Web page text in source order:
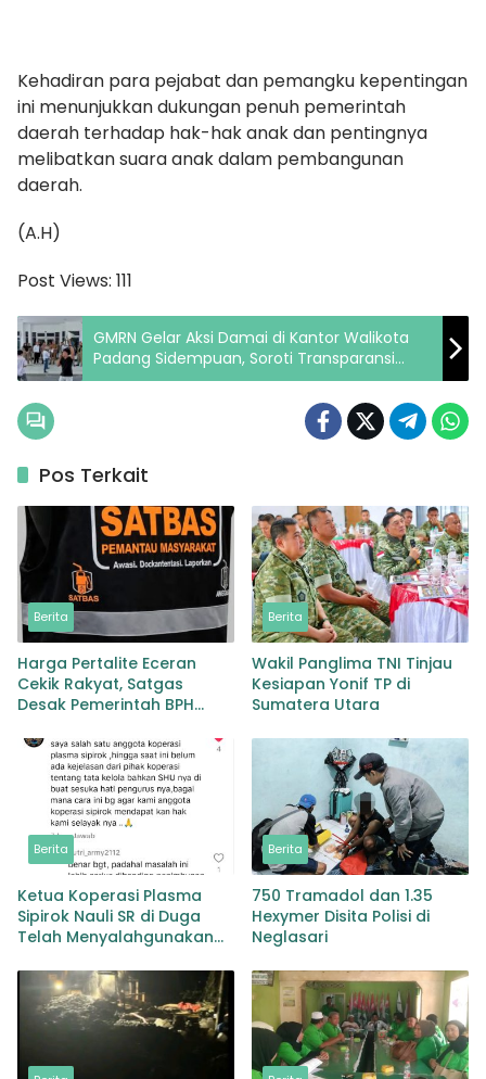
Kehadiran para pejabat dan pemangku kepentingan
ini menunjukkan dukungan penuh pemerintah
daerah terhadap hak-hak anak dan pentingnya
melibatkan suara anak dalam pembangunan
daerah.
(A.H)
Post Views: 111
GMRN Gelar Aksi Damai di Kantor Walikota
Padang Sidempuan, Soroti Transparansi
Pengelolaan Zakat dan Keterbukaan
Pos Terkait
Berita
Harga Pertalite Eceran
Cekik Rakyat, Satgas
Desak Pemerintah BPH
Berita
Wakil Panglima TNI Tinjau
Kesiapan Yonif TP di
Sumatera Utara
Berita
Ketua Koperasi Plasma
Sipirok Nauli SR di Duga
Telah Menyalahgunakan
Berita
750 Tramadol dan 1.35
Hexymer Disita Polisi di
Neglasari